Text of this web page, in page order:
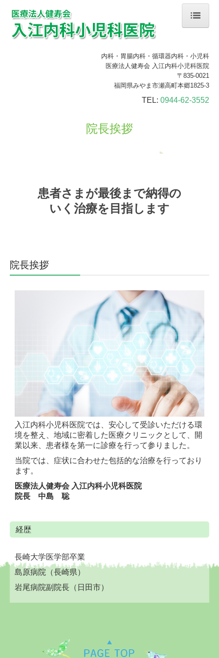
ホーム
医療機能強化加算
内科・胃腸内科・循環器内科・小児科
医療法人健寿会 入江内科小児科医院
〒835-0021
福岡県みやま市瀬高町本郷1825-3
TEL: 0944-62-3552
院長挨拶
患者さまが最後まで納得の
いく治療を目指します
院長挨拶
入江内科小児科医院では、安心して受診いただける環
境を整え、地域に密着した医療クリニックとして、​開
業以来、患者様を第一に診療を行って参りました。
当院では、症状に合わせた包括的な治療を行っており
ます。
医療法人健寿会 入江内科小児科医院
院長 中島 聡
経歴
長崎大学医学部卒業
島原病院（長崎県）
岩尾病院副院長（日田市）